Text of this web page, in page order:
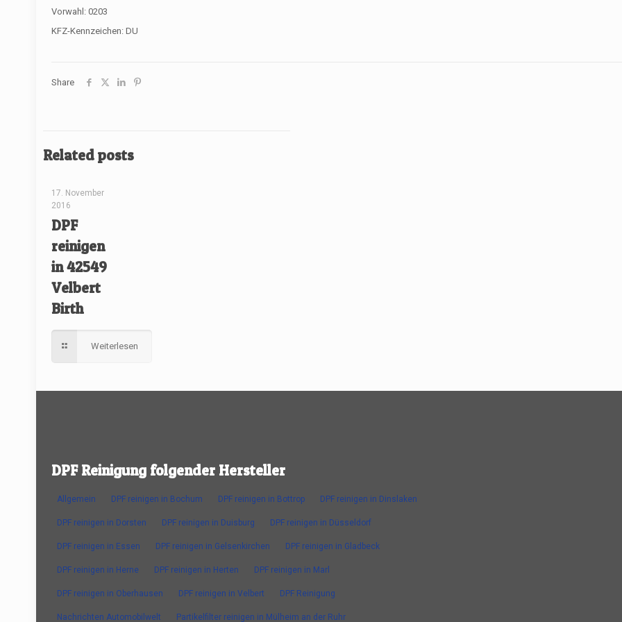
Vorwahl: 0203
KFZ-Kennzeichen: DU
Share
Related posts
17. November
2016
DPF
reinigen
in 42549
Velbert
Birth
Weiterlesen
DPF Reinigung folgender Hersteller
Allgemein DPF reinigen in Bochum DPF reinigen in Bottrop DPF reinigen in Dinslaken
DPF reinigen in Dorsten DPF reinigen in Duisburg DPF reinigen in Düsseldorf
DPF reinigen in Essen DPF reinigen in Gelsenkirchen DPF reinigen in Gladbeck
DPF reinigen in Herne DPF reinigen in Herten DPF reinigen in Marl
DPF reinigen in Oberhausen DPF reinigen in Velbert DPF Reinigung
Nachrichten Automobilwelt Partikelfilter reinigen in Mülheim an der Ruhr